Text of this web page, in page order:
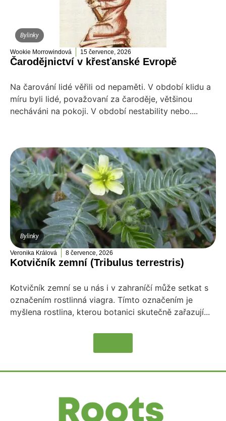
Bylinky
Wookie Morrowindová 15 července, 2026
Čarodějnictví v křesťanské Evropě
Na čarování lidé věřili od nepaměti. V období klidu a
míru byli lidé, považovaní za čaroděje, většinou
necháváni na pokoji. V období nestability nebo....
Bylinky
Veronika Králová 8 července, 2026
Kotvičník zemní (Tribulus terrestris)
Kotvičník zemní se u nás i v zahraníčí může setkat s
označením rostlinná viagra. Tímto označením je
myšlena rostlina, kterou botanici skutečně zařazují...